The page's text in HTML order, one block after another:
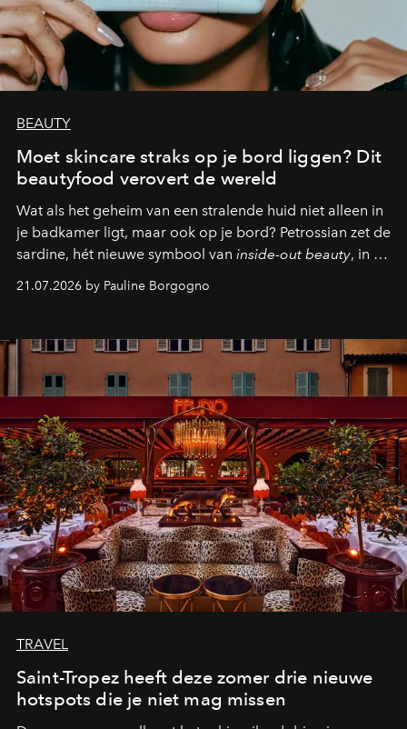
BEAUTY
Moet skincare straks op je bord liggen? Dit
beautyfood verovert de wereld
Wat als het geheim van een stralende huid niet alleen in
je badkamer ligt, maar ook op je bord? Petrossian zet de
sardine, hét nieuwe symbool van inside-out beauty, in de
21.07.2026 by Pauline Borgogno
TRAVEL
Saint-Tropez heeft deze zomer drie nieuwe
hotspots die je niet mag missen